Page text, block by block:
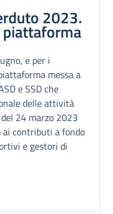
2023.
e per i
messa a
e SSD che
delle attività
24 marzo 2023
ai contributi a fondo
e gestori di